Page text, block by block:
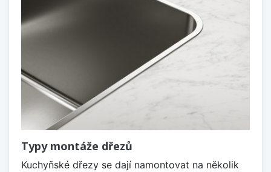
Typy montáže dřezů
Kuchyňské dřezy se dají namontovat na několik